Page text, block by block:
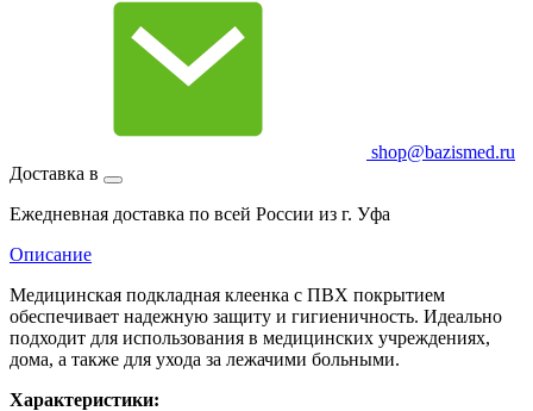
shop@bazismed.ru
Доставка в
Ежедневная доставка по всей России из г. Уфа
Описание
Медицинская подкладная клеенка с ПВХ покрытием
обеспечивает надежную защиту и гигиеничность. Идеально
подходит для использования в медицинских учреждениях,
дома, а также для ухода за лежачими больными.
Характеристики: